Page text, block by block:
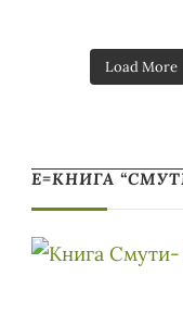
Load More
Е=КНИГА